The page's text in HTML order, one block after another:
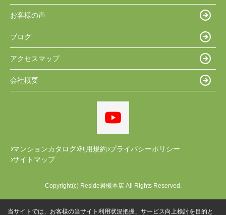
お客様の声
ブログ
アクセスマップ
会社概要
マンションカタログ 利用規約 プライバシーポリシー
サイトマップ
Copyright(c) Reside岩槻本店 All Rights Reserved.
当サイトでは、お客様の当サイト利用状況把握、サービス向上検討を目的と